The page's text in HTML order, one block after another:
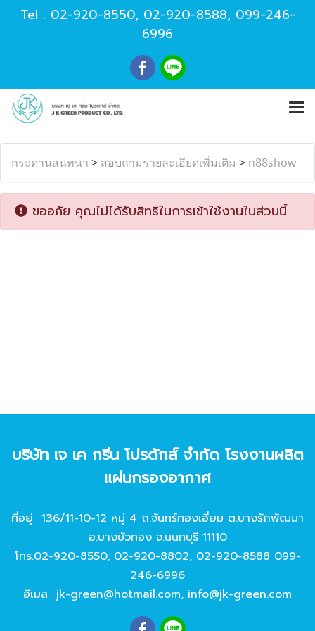
Tel : 02-920-8550, 02-920-8588, 099-246-
6996
กระดานสนทนา > สอบถามรายละเอียดเพิ่มเติม > n88show
ขออภัย คุณไม่ได้รับสิทธิในการเข้าใช้งานในส่วนนี้
บริษัท เจ เค กรีน โปรดักส์ จํากัด โรงงานผลิต
แผ่นกรองอากาศ
ที่อยู่ 136/11-10-12 หมู่ 4 ถ.จันทร์ทองเอี่ยม ต.บางรักพัฒนา
อ.บางบัวทอง จ.นนทบุรี 11110
โทร.02-920-8550, 02-920-8802, 02-920-8588 099-
246-6996
อีเมล jk-green@hotmail.com, info@jk-green.com